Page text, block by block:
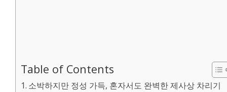
Table of Contents
소박하지만 정성 가득, 혼자서도 완벽한 제사상 차리기